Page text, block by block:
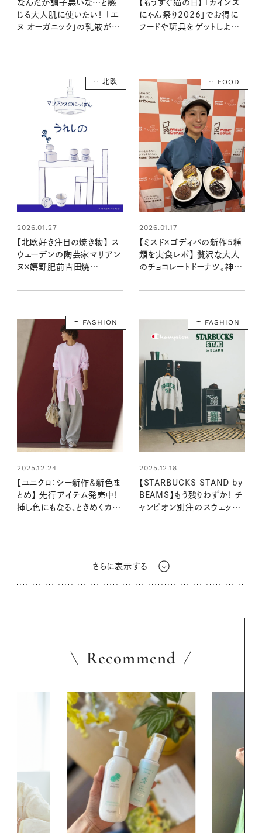
なんだか調子悪いな…と感
じる大人肌に使いたい！ 「エ
ヌ オーガニック」の乳液が進
【もうすぐ猫の日】 「カインズ
にゃん祭り2026」でお得に
フードや玩具をゲットしよう！
北欧
2026.01.27
【北欧好き注目の焼き物】 ス
ウェーデンの陶芸家マリアン
ヌ×嬉野肥前吉田焼
心いっぱいでかわいい！
FOOD
2026.01.17
【ミスド×ゴディバの新作5種
類を実食レポ】 贅沢な大人
のチョコレートドーナツ。神尾
FASHION
2025.12.24
【ユニクロ：シー新作＆新色ま
とめ】 先行アイテム発売中！
挿し色にもなる、ときめくカラ
FASHION
2025.12.18
【STARBUCKS STAND by
BEAMS】もう残りわずか！ チ
ャンピオン別注のスウェット
さらに表示する
Recommend